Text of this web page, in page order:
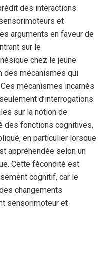
des interactions
et
arguments en faveur de
sur le
chez le jeune
des mécanismes qui
mécanismes incarnés
d’interrogations
sur la notion de
des fonctions cognitives,
en particulier lorsque
appréhendée selon un
Cette fécondité est
cognitif, car le
changements
sensorimoteur et